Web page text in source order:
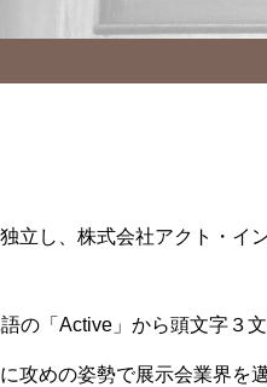
立し、株式会社アクト・イ
の「Active」から頭文字３
攻めの姿勢で展示会業界を